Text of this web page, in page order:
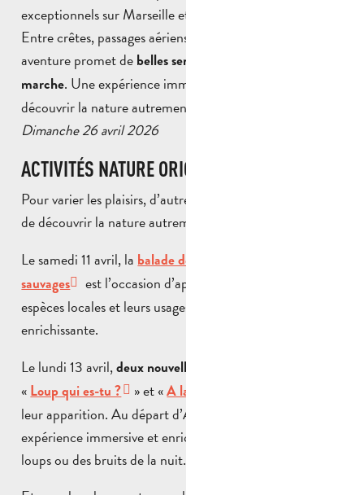
exceptionnels sur Marseille et les paysages environnants.
Entre crêtes, passages aériens et sentiers sauvages, cette
aventure promet de belles sensations aux amateurs de
marche. Une expérience immersive et ressourçante pour
découvrir la nature autrement.
Dimanche 26 avril 2026
ACTIVITÉS NATURE ORIGINALES
Pour varier les plaisirs, d’autres expériences permettent
de découvrir la nature autrement.
Le samedi 11 avril, la balade découverte des plantes
sauvages
est l’occasion d’apprendre à reconnaître les
espèces locales et leurs usages, lors d’une sortie guidée
enrichissante.
Le lundi 13 avril,deux nouvelles randonnées thématiques
« Loup qui es-tu ? » et «A la tombée de la nuit
leur apparition. Au départ d’Auriol, vous vivrez une
expérience immersive et enrichissante, sur la trace des
loups ou des bruits de la nuit…